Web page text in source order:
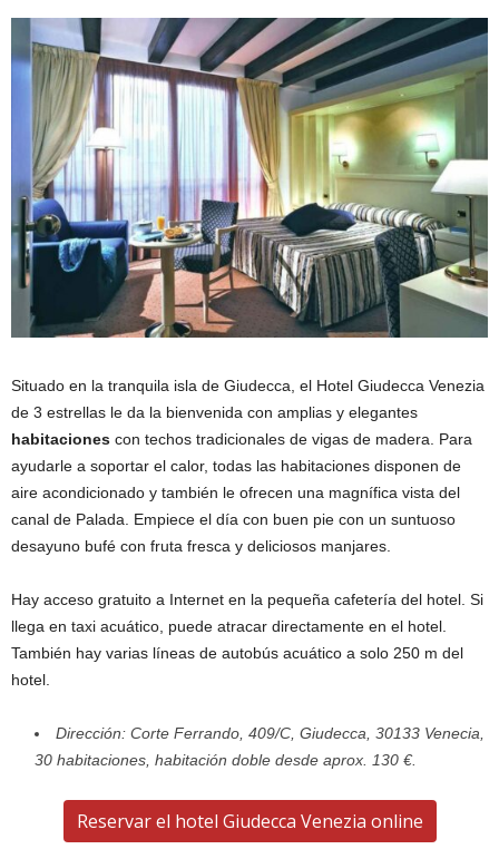
Situado en la tranquila isla de Giudecca, el Hotel Giudecca Venezia
de 3 estrellas le da la bienvenida con amplias y elegantes
habitaciones con techos tradicionales de vigas de madera. Para
ayudarle a soportar el calor, todas las habitaciones disponen de
aire acondicionado y también le ofrecen una magnífica vista del
canal de Palada. Empiece el día con buen pie con un suntuoso
desayuno bufé con fruta fresca y deliciosos manjares.
Hay acceso gratuito a Internet en la pequeña cafetería del hotel. Si
llega en taxi acuático, puede atracar directamente en el hotel.
También hay varias líneas de autobús acuático a solo 250 m del
hotel.
Dirección: Corte Ferrando, 409/C, Giudecca, 30133 Venecia,
30 habitaciones, habitación doble desde aprox. 130 €.
Reservar el hotel Giudecca Venezia online